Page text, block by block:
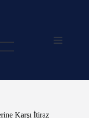
Karşı İtiraz